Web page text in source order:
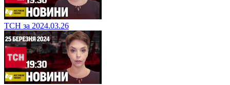
ТСН за 2024.03.26